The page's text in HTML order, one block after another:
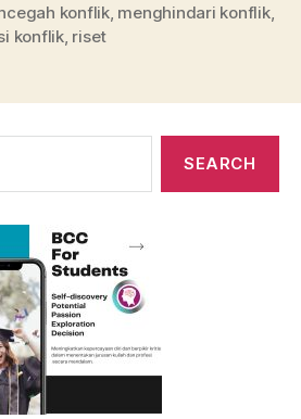
konflik, menghindari konflik,
konflik, riset